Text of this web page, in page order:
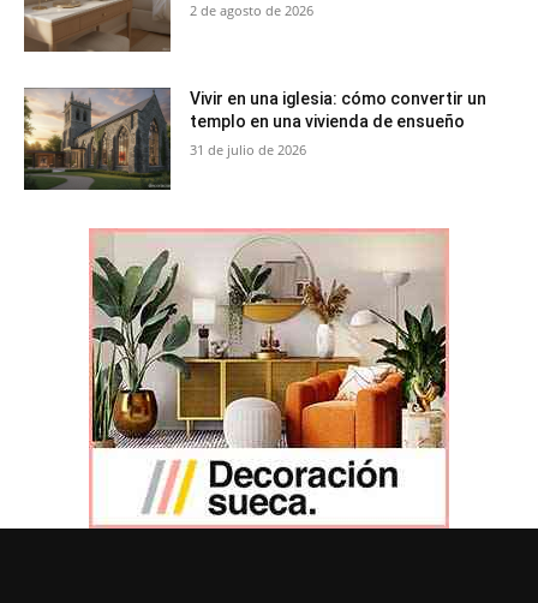
2 de agosto de 2026
Vivir en una iglesia: cómo convertir un
templo en una vivienda de ensueño
31 de julio de 2026